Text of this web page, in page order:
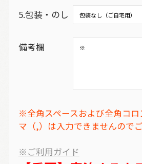
5.包装・のし
備考欄
※全角スペースおよび全角コ
マ（,）は入力できませんので
※ご利用ガイド